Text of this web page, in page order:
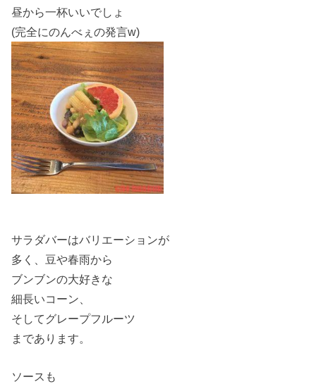
昼から一杯いいでしょ
(完全にのんべぇの発言w)
サラダバーはバリエーションが
多く、豆や春雨から
ブンブンの大好きな
細長いコーン、
そしてグレープフルーツ
まであります。
ソースも